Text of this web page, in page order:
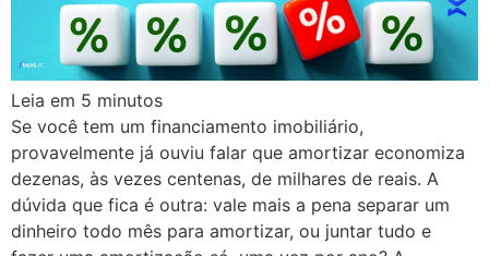
Leia em 5 minutos
Se você tem um financiamento imobiliário,
provavelmente já ouviu falar que amortizar economiza
dezenas, às vezes centenas, de milhares de reais. A
dúvida que fica é outra: vale mais a pena separar um
dinheiro todo mês para amortizar, ou juntar tudo e